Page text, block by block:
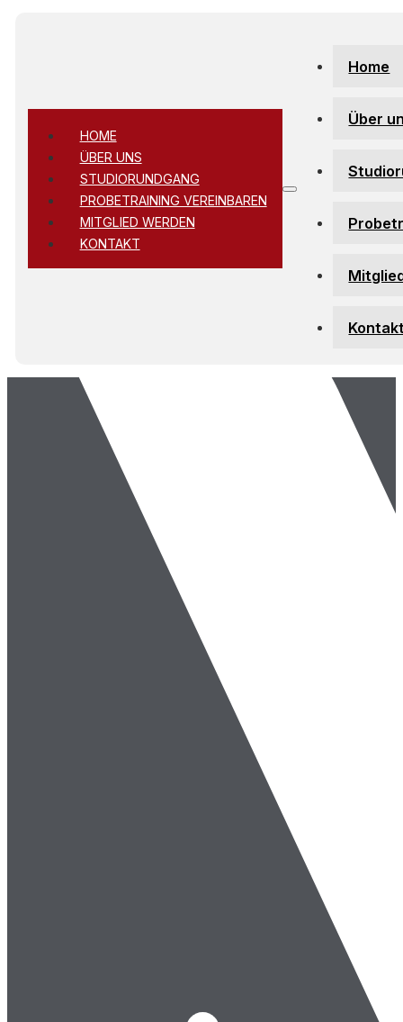
Home
Über
HOME
ÜBER UNS
STUDIORUNDGANG
PROBETRAINING VEREINBAREN
MITGLIED WERDEN
KONTAKT